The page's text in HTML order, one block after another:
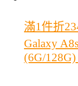
滿1件折
Galaxy
(6G/128G)